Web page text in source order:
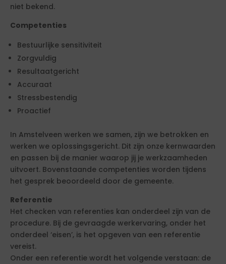
niet bekend.
Competenties
Bestuurlijke sensitiviteit
Zorgvuldig
Resultaatgericht
Accuraat
Stressbestendig
Proactief
In Amstelveen werken we samen, zijn we betrokken en
werken we oplossingsgericht. Dit zijn onze kernwaarden
en passen bij de manier waarop jij je werkzaamheden
uitvoert. Bovenstaande competenties worden tijdens
het gesprek beoordeeld door de gemeente.
Referentie
Het checken van referenties kan onderdeel zijn van de
procedure. Bij de gevraagde werkervaring, onder het
onderdeel ‘eisen’, is het opgeven van een referentie
vereist.
Onder een referentie wordt het volgende verstaan: de